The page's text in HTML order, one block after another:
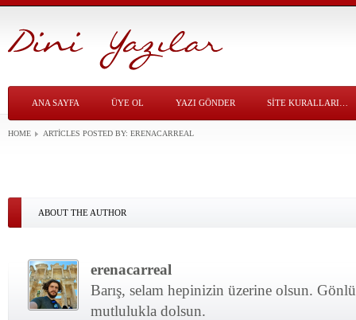
ANA SAYFA ÜYE OL YAZI GÖNDER SITE KURALLARI…
HOME ARTICLES POSTED BY: ERENACARREAL
ABOUT THE AUTHOR
erenacarreal
Barış, selam hepinizin üzerine olsun.
mutlulukla dolsun.